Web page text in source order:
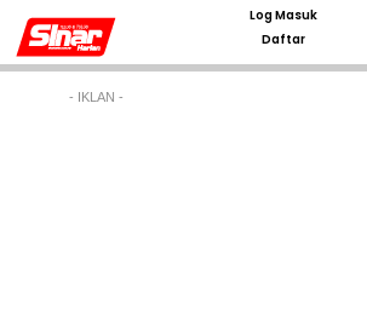
Log Masuk
Daftar
- IKLAN -